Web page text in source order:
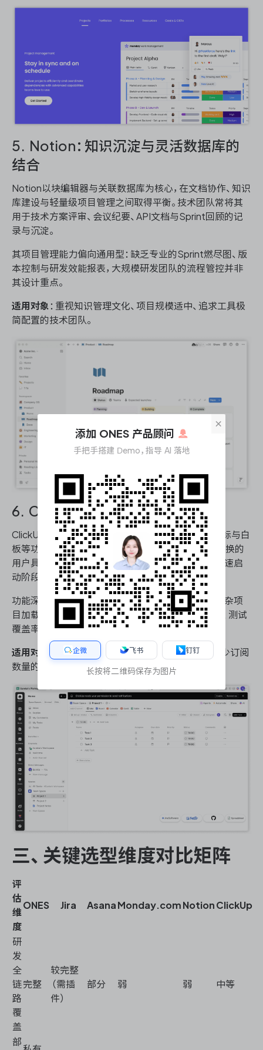
5. Notion：知识沉淀与灵活数据库的
结合
Notion以块编辑器与关联数据库为核心，在文档协作、知识
库建设与轻量级项目管理之间取得平衡。技术团队常将其
用于技术方案评审、会议纪要、API文档与Sprint回顾的记
录与沉淀。
其项目管理能力偏向通用型：缺乏专业的Sprint燃尽图、版
本控制与研发效能报表，大规模研发团队的流程管控并非
其设计重点。
适用对象 ：重视知识管理文化、项目规模适中、追求工具极
简配置的技术团队。
6. ClickUp：功能聚合型全能选手
ClickUp试图在单一平台内整合任务、文档、聊天、目标与白
板等功能，其”Everything view”理念对厌恶多工具切换的
用户具有吸引力。功能模块的广度使其在小型团队快速启
动阶段具备性价比。
功能深度与系统稳定性是其争议点：部分用户反馈复杂项
目加载性能下降，且研发专属功能（如代码 diff 关联、测试
覆盖率追踪）仍待完善。
适用对象
：初创期技术团队、工具预算有限且希望减少订阅
数量的过渡性选择。
三、关键选型维度对比矩阵
评
估
维
度
ONES Jira Asana Monday.com Notion ClickUp
研
发
全
链
路
覆
盖
完整
较完整
（需插
件）
部分 弱 弱 中等
部
×
添加 ONES 产品顾问
手把手搭建 Demo，指导 AI 落地
企微 飞书 钉钉
长按将二维码保存为图片